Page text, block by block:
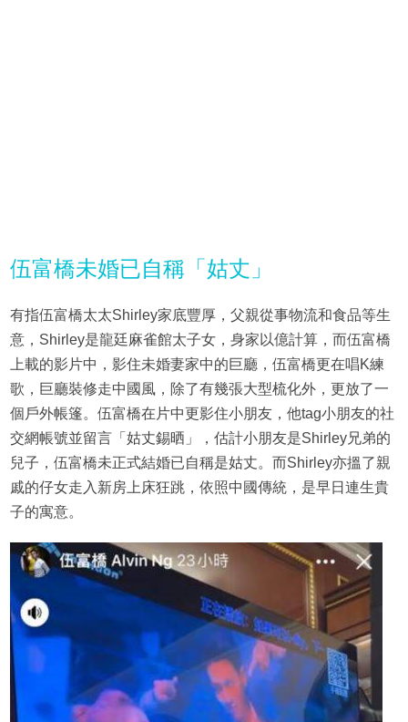
伍富橋未婚已自稱「姑丈」
有指伍富橋太太Shirley家底豐厚，父親從事物流和食品等生
意，Shirley是龍廷麻雀館太子女，身家以億計算，而伍富橋
上載的影片中，影住未婚妻家中的巨廳，伍富橋更在唱K練
歌，巨廳裝修走中國風，除了有幾張大型梳化外，更放了一
個戶外帳篷。伍富橋在片中更影住小朋友，他tag小朋友的社
交網帳號並留言「姑丈錫晒」，估計小朋友是Shirley兄弟的
兒子，伍富橋未正式結婚已自稱是姑丈。而Shirley亦搵了親
戚的仔女走入新房上床狂跳，依照中國傳統，是早日連生貴
子的寓意。